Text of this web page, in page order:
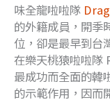
味全龍啦啦隊
的外籍成員，開季
位，卻是最早到台
在樂天桃猿啦啦隊
最成功而全面的韓
的示範作用，因而